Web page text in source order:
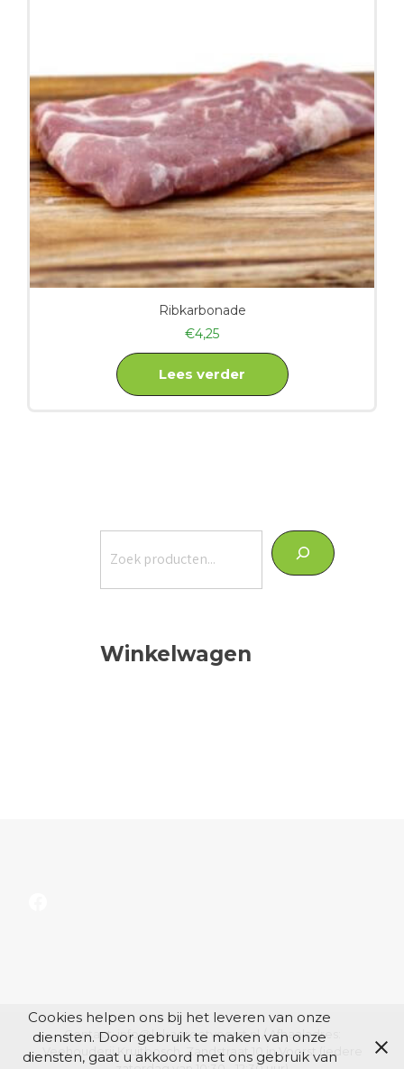
Ribkarbonade
€4,25
Lees verder
Winkelwagen
Contact: info@lokagrootvoorst.nl / Afhaaladres:
Veehouderij Kruitbosch, Zandstraat 10 in Voorst (iedere
Cookies helpen ons bij het leveren van onze
diensten. Door gebruik te maken van onze
diensten, gaat u akkoord met ons gebruik van